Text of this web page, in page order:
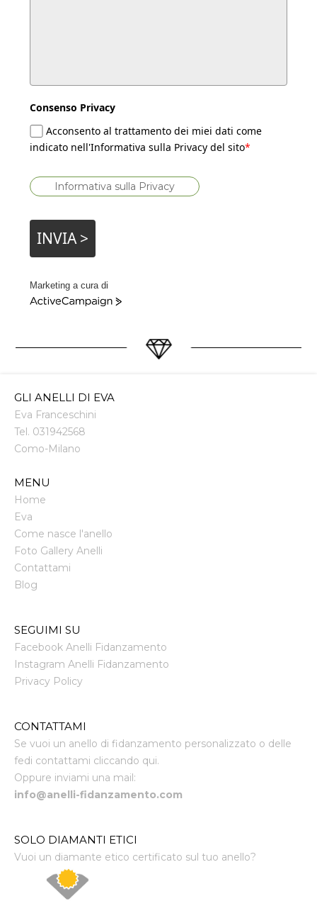
Consenso Privacy
Acconsento al trattamento dei miei dati come
indicato nell'Informativa sulla Privacy del sito*
Informativa sulla Privacy
INVIA >
Marketing a cura di
ActiveCampaign
GLI ANELLI DI EVA
Eva Franceschini
Tel. 031942568
Como-Milano
MENU
Home
Eva
Come nasce l'anello
Foto Gallery Anelli
Contattami
Blog
SEGUIMI SU
Facebook Anelli Fidanzamento
Instagram Anelli Fidanzamento
Privacy Policy
CONTATTAMI
Se vuoi un anello di fidanzamento personalizzato o delle
fedi contattami cliccando qui.
Oppure inviami una mail:
info@anelli-fidanzamento.com
SOLO DIAMANTI ETICI
Vuoi un diamante etico certificato sul tuo anello?